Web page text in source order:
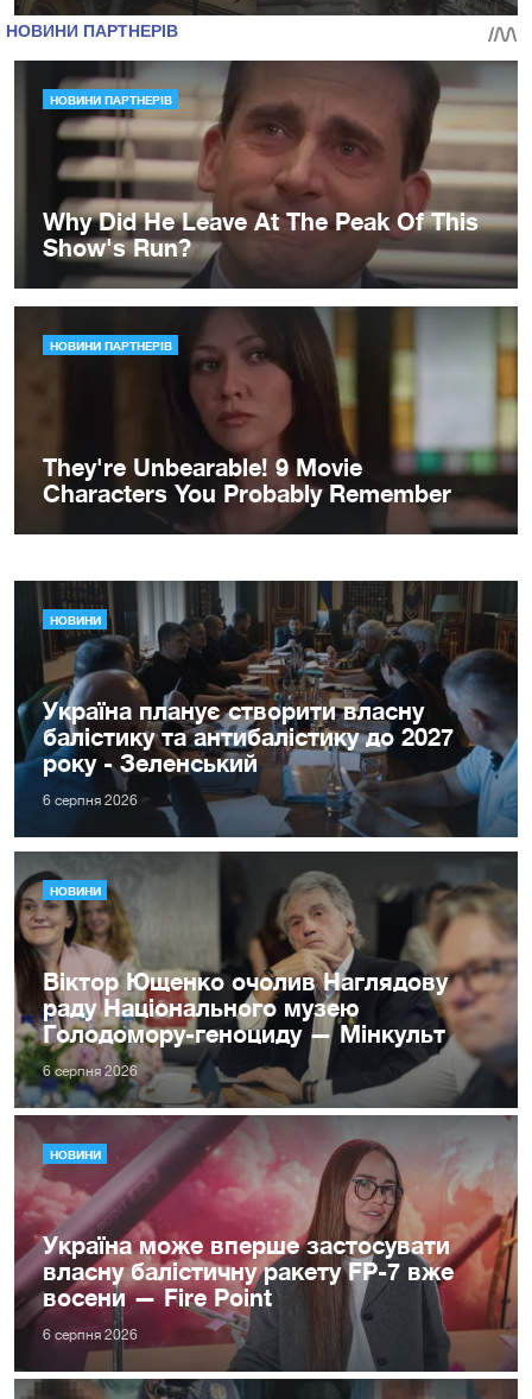
НОВИНИ
Україна планує створити власну
балістику та антибалістику до 2027
року - Зеленський
6 серпня 2026
НОВИНИ
Віктор Ющенко очолив Наглядову
раду Національного музею
Голодомору-геноциду — Мінкульт
6 серпня 2026
НОВИНИ
Україна може вперше застосувати
власну балістичну ракету FP-7 вже
восени — Fire Point
6 серпня 2026